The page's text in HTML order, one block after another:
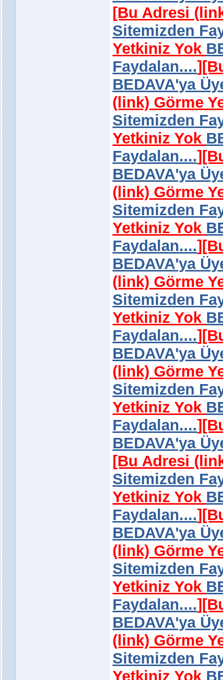
[Bu Adresi
Sitemizden
Yetkiniz Yok
Faydalan....]
BEDAVA'ya
(link) Görme
Sitemizden
Yetkiniz Yok
Faydalan....]
BEDAVA'ya
(link) Görme
Sitemizden
Yetkiniz Yok
Faydalan....]
BEDAVA'ya
(link) Görme
Sitemizden
Yetkiniz Yok
Faydalan....]
BEDAVA'ya
(link) Görme
Sitemizden
Yetkiniz Yok
Faydalan....]
BEDAVA'ya
[Bu Adresi
Sitemizden
Yetkiniz Yok
Faydalan....]
BEDAVA'ya
(link) Görme
Sitemizden
Yetkiniz Yok
Faydalan....]
BEDAVA'ya
(link) Görme
Sitemizden
Yetkiniz Yok